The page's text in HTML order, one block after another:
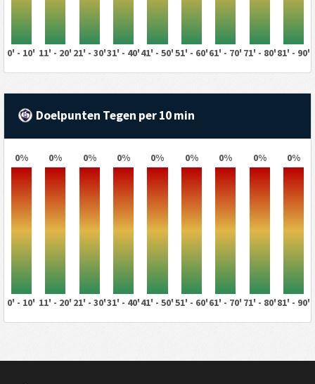
0' - 10' 11' - 20' 21' - 30'31' - 40'41' - 50'51' - 60'61' - 70' 71' - 80'81' - 90'
Doelpunten Tegen per 10 min
0% 0% 0% 0% 0% 0% 0% 0% 0%
0' - 10' 11' - 20' 21' - 30'31' - 40'41' - 50'51' - 60'61' - 70' 71' - 80'81' - 90'